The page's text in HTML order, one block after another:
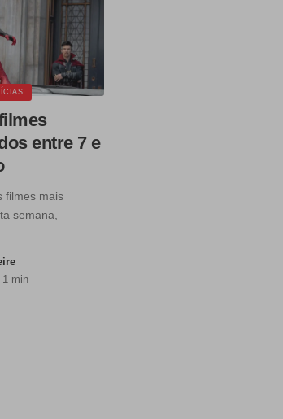
entre 7 e
filmes mais
semana,
1 min